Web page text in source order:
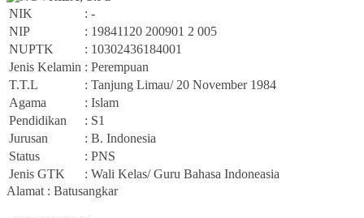
NIK
: -
NIP
: 19841120 200901 2 005
NUPTK
: 10302436184001
Jenis Kelamin : Perempuan
T.T.L
: Tanjung Limau/ 20 November 1984
Agama
: Islam
Pendidikan
: S1
Jurusan
: B. Indonesia
Status
: PNS
Jenis GTK
: Wali Kelas/ Guru Bahasa Indoneasia
Alamat : Batusangkar